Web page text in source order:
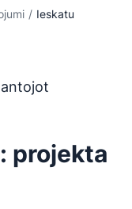
/ Ieskatu
izmantojot
projekta